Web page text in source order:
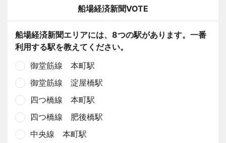
船場経済新聞VOTE
船場経済新聞エリアには、8つの駅があります。一番
利用する駅を教えてください。
御堂筋線 本町駅
御堂筋線 淀屋橋駅
四つ橋線 本町駅
四つ橋線 肥後橋駅
中央線 本町駅